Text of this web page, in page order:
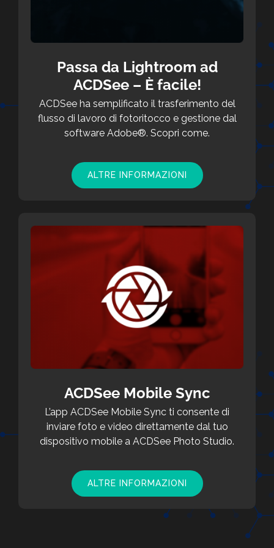
Passa da Lightroom ad
ACDSee – È facile!
ACDSee ha semplificato il trasferimento del
flusso di lavoro di fotoritocco e gestione dal
software Adobe®. Scopri come.
ALTRE INFORMAZIONI
ACDSee Mobile Sync
L’app ACDSee Mobile Sync ti consente di
inviare foto e video direttamente dal tuo
dispositivo mobile a ACDSee Photo Studio.
ALTRE INFORMAZIONI